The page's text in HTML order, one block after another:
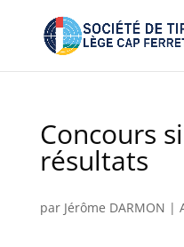
Concours
résultats
par Jérôme DARMON |